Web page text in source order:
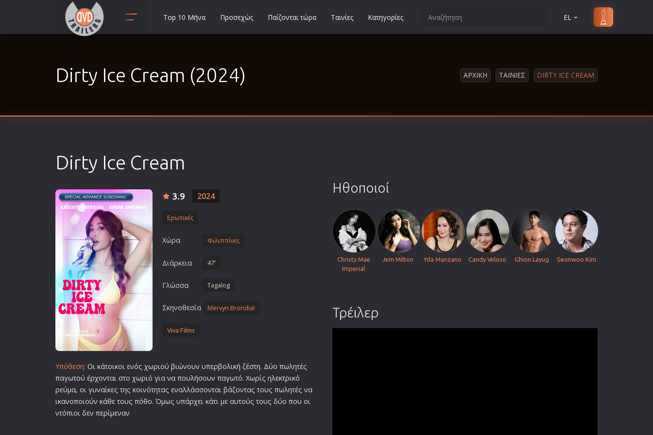
Αισθηματικές
Δραματικές
Ελληνικός Κινηματογράφος
Επιβίωσης
Επιστημονικής Φαντασίας
Εποχής
Ερωτικές
Ευρωπαικός Κινηματογράφος
Θρησκευτικές
Καταστροφής
Top 10 Μήνα Προσεχώς Παίζονται τώρα Ταινίες Κατηγορίες EL
Dirty Ice Cream (2024) ΑΡΧΙΚΗ ΤΑΙΝΙΕΣ DIRTY ICE CREAM
Dirty Ice Cream
3.9 2024
Ερωτικές
Χώρα Φιλιππίνες
Διάρκεια 47'
Γλώσσα Tagalog
Σκηνοθεσία Mervyn Brondial
Viva Films
Υπόθεση: Οι κάτοικοι ενός χωριού βιώνουν υπερβολική ζέστη. Δύο πωλητές
παγωτού έρχονται στο χωριό για να πουλήσουν παγωτό. Χωρίς ηλεκτρικό
ρεύμα, οι γυναίκες της κοινότητας εναλλάσσονται βάζοντας τους πωλητές να
ικανοποιούν κάθε τους πόθο. Όμως υπάρχει κάτι με αυτούς τους δύο που οι
ντόπιοι δεν περίμεναν
Ηθοποιοί
Christy Mae
Imperial
Jem Milton Yda Manzano Candy Veloso Ghion Layug Seonwoo Kim
Τρέιλερ